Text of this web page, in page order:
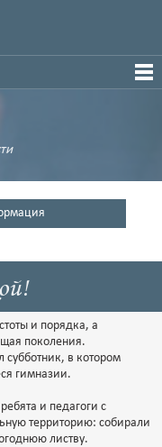
и порядка, а
поколения.
в котором
гимназии.
и педагоги с
территорию: собирали
листву.